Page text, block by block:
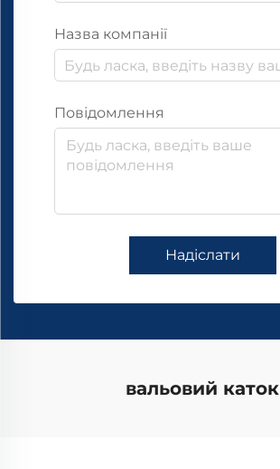
Назва компанії
Повідомлення
Надіслати
вальовий каток